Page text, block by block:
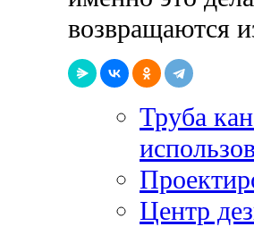
возвращаются
Труба
Центр